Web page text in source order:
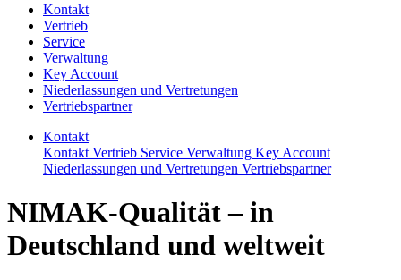
Kontakt
Vertrieb
Service
Verwaltung
Key Account
Niederlassungen und Vertretungen
Vertriebspartner
Kontakt
Kontakt Vertrieb Service Verwaltung Key Account
Niederlassungen und Vertretungen Vertriebspartner
NIMAK-Qualität – in
Deutschland und weltweit